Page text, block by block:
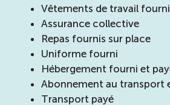
Vêtements de travail
Assurance collective
Repas fournis sur place
Uniforme fourni
Hébergement fourni et
Abonnement au transport
Transport payé